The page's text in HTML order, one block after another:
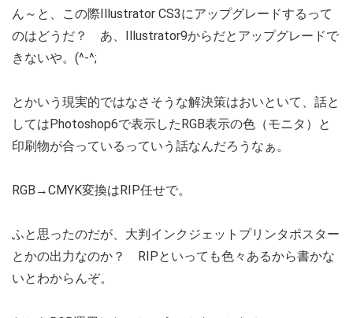
ん～と、この際Illustrator CS3にアップグレードするって
のはどうだ？ あ、Illustrator9からだとアップグレードで
きないや。(^-^;
とかいう現実的ではなさそうな解決策はおいといて、話と
してはPhotoshop6で表示したRGB表示の色（モニタ）と
印刷物が合っているっていう話なんだろうなぁ。
RGB→CMYK変換はRIP任せで。
ふと思ったのだが、大判インクジェットプリンタポスター
とかの出力なのか？ RIPといっても色々あるから書かな
いとわからんぞ。